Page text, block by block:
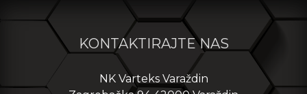
KONTAKTIRAJTE NAS
NK Varteks Varaždin